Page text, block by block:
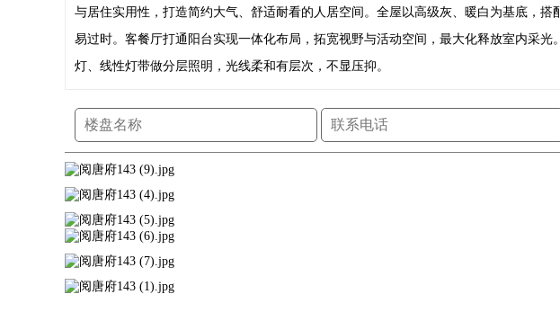
与居住实用性，打造简约大气、舒适耐看的人居空间。全屋以高级灰、暖白为基底，
易过时。客餐厅打通阳台实现一体化布局，拓宽视野与活动空间，最大化释放室内采
灯、线性灯带做分层照明，光线柔和有层次，不显压抑。